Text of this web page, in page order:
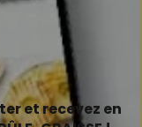
et recevez en